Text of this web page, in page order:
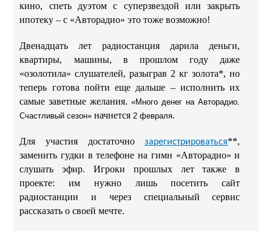
кино, спеть дуэтом с суперзвездой или закрыть
ипотеку – с «Авторадио» это тоже возможно!
Двенадцать лет радиостанция дарила деньги,
квартиры, машины, в прошлом году даже
«озолотила» слушателей, разыграв 2 кг золота*, но
теперь готова пойти еще дальше – исполнить их
самые заветные желания.«Много денег на Авторадио.
Счастливый сезон» начнется 2 февраля.
Для участия достаточнозарегистрироваться**,
заменить гудки в телефоне на гимн «Авторадио» и
слушать эфир. Игроки прошлых лет также в
проекте: им нужно лишь посетить сайт
радиостанции и через специальный сервис
рассказать о своей мечте.